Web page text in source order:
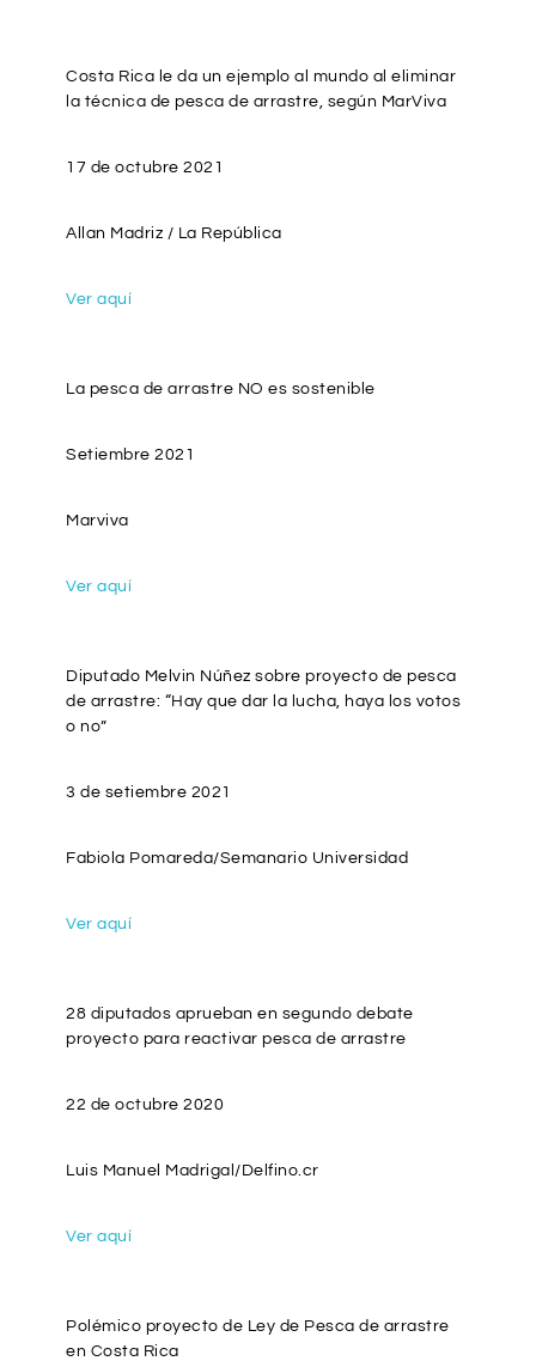
Costa Rica le da un ejemplo al mundo al eliminar
la técnica de pesca de arrastre, según MarViva
17 de octubre 2021
Allan Madriz / La República
Ver aquí
La pesca de arrastre NO es sostenible
Setiembre 2021
Marviva
Ver aquí
Diputado Melvin Núñez sobre proyecto de pesca
de arrastre: “Hay que dar la lucha, haya los votos
o no”
3 de setiembre 2021
Fabiola Pomareda/Semanario Universidad
Ver aquí
28 diputados aprueban en segundo debate
proyecto para reactivar pesca de arrastre
22 de octubre 2020
Luis Manuel Madrigal/Delfino.cr
Ver aquí
Polémico proyecto de Ley de Pesca de arrastre
en Costa Rica